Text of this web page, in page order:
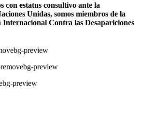
con estatus consultivo ante la
Unidas, somos miembros de la
Contra las Desapariciones